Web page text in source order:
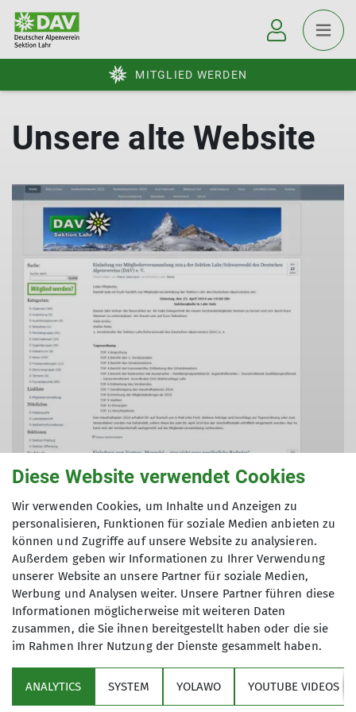
MITGLIED WERDEN
Unsere alte Website
© DAV Lahr
Im Jahr 2024 sind wir auf die neue Website
umgezogen. Falls du noch alte Inhalte suchst,
findest du sie hier.
zum Archiv
Diese Website verwendet Cookies
Wir verwenden Cookies, um Inhalte und Anzeigen zu
personalisieren, Funktionen für soziale Medien anbieten zu
können und Zugriffe auf unsere Website zu analysieren.
Außerdem geben wir Informationen zu Ihrer Verwendung
unserer Website an unsere Partner für soziale Medien,
Werbung und Analysen weiter. Unsere Partner führen diese
Informationen möglicherweise mit weiteren Daten
zusammen, die Sie ihnen bereitgestellt haben oder die sie
im Rahmen Ihrer Nutzung der Dienste gesammelt haben.
ANALYTICS SYSTEM YOLAWO YOUTUBE VIDEOS